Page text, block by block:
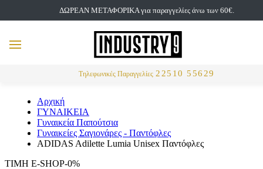
ΔΩΡΕΑΝ ΜΕΤΑΦΟΡΙΚΑ για παραγγελίες άνω των 60€.
Τηλεφωνικές Παραγγελίες 22510 55629
MENU
Αρχική
ΓΥΝΑΙΚΕΙΑ
Γυναικεία Παπούτσια
Γυναικείες Σαγιονάρες - Παντόφλες
ADIDAS Adilette Lumia Unisex Παντόφλες
ΤΙΜΗ E-SHOP-0%